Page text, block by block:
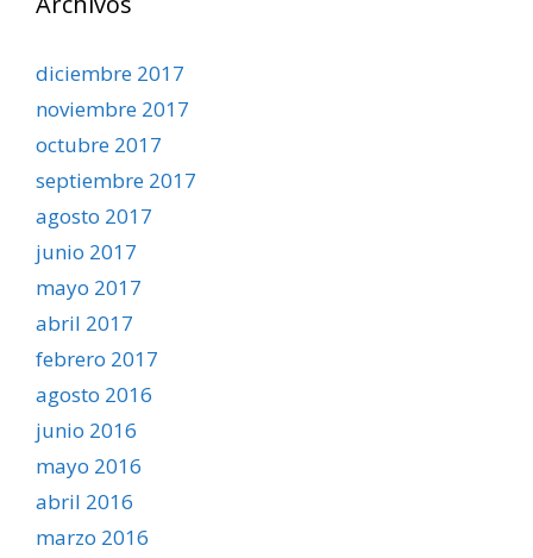
diciembre 2017
noviembre 2017
octubre 2017
septiembre 2017
agosto 2017
junio 2017
mayo 2017
abril 2017
febrero 2017
agosto 2016
junio 2016
mayo 2016
abril 2016
marzo 2016